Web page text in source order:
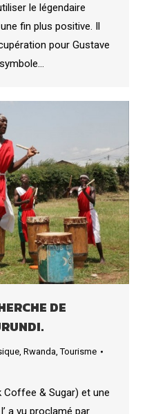
le légendaire
fin plus positive. Il
pour Gustave
DE
Rwanda ,Tourisme
Coffee & Sugar) et une
a vu proclamé par